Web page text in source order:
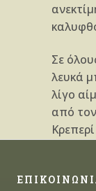
Σε
λευκά
λίγο
από